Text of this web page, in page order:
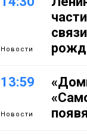
Новости
13:59
Новости